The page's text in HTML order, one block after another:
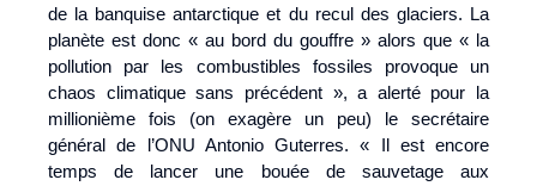
de la banquise antarctique et du recul des glaciers. La
planète est donc « au bord du gouffre » alors que « la
pollution par les combustibles fossiles provoque un
chaos climatique sans précédent », a alerté pour la
millionième fois (on exagère un peu) le secrétaire
général de l’ONU Antonio Guterres. « Il est encore
temps de lancer une bouée de sauvetage aux